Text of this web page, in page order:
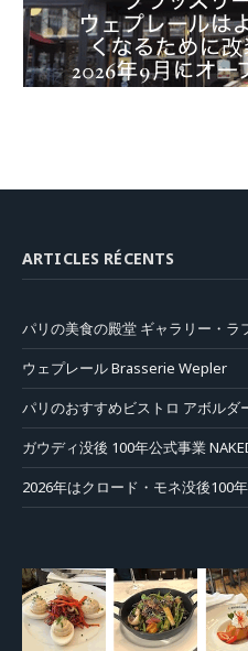
ARTICLES RÉCENTS
パリの美食の殿堂 ギャラリー・ラ
ウェプレール Brasserie Wepler
パリのおすすめビストロ アボルダ
ガウディ没後 100年公式事業
2026年はクロード・モネ没後100年